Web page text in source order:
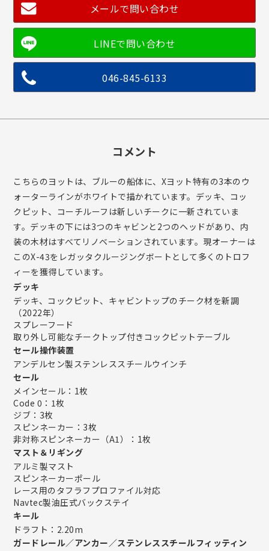
メールで問い合わせ
046-845-6133
コメント
こちらのヨットは、ブルーの船体に、Xヨット特有の3本のウ
ォーターラインがホワイトで描かれています。デッキ、コッ
クピット、コーチルーフは新しいチークに一新されていま
す。デッキの下には3つのキャビンと2つのヘッドがあり、内
装の木材はすべてリノベーションされています。現オーナーは
このX-43をレガッタクルージングボートとして多くのトロフ
ィーを獲得しています。
デッキ
デッキ、コックピット、キャビントップのチーク材を新調
（2022年）
スプレーフード
取り外し可能なチークトップ付きコックピットテーブル
セール操作装置
アンデルセン製ステンレススチールウインチ
セール
メインセール：1枚
Code 0：1枚
ジブ：3枚
スピンネーカー：3枚
非対称スピンネーカー（A1）：1枚
マスト＆リギング
アルミ製マスト
スピンネーカーポール
レース用のタフラフプロファイル対応
Navtec製油圧式バックステイ
キール
ドラフト：2.20m
ガードレール／アンカー／ステンレススチールフィッティン